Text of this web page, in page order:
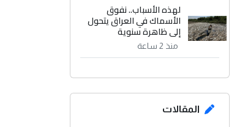
لهذه الأسباب.. نفوق
الأسماك في العراق يتحول
إلى ظاهرة سنوية
منذ 2 ساعة
المقالات